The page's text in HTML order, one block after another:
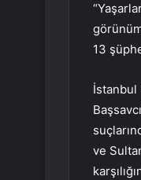
13
İstanbul
ve